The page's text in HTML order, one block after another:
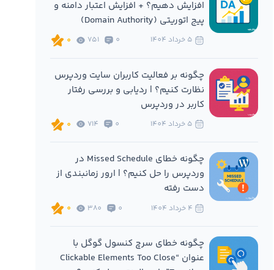
افزایش دهیم؟ + افزایش اعتبار دامنه و
پیج اتوریتی (Domain Authority)
0
751
0
چگونه بر فعالیت کاربران سایت وردپرس
نظارت کنیم؟ | ردیابی و بررسی رفتار
کاربر در وردپرس
0
714
0
چگونه خطای Missed Schedule در
وردپرس را حل کنیم؟ | ارور زمانبندی از
دست رفته
0
380
0
چگونه خطای سرچ کنسول گوگل با
عنوان “Clickable Elements Too Close